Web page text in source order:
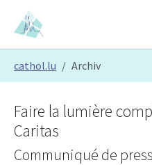
Skip to main content
Skip to page footer
cathol.lu Archiv
Faire la lumière
Caritas
Communiqué de